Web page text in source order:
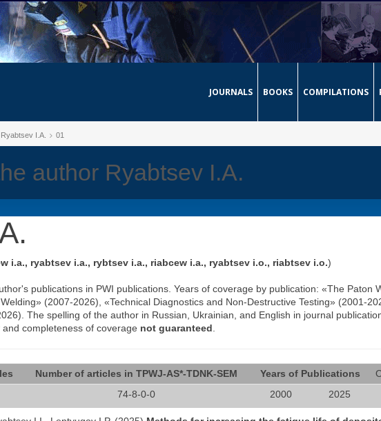
JOURNALS BOOKS COMPILATIONS
Ryabtsev I.A. 01
author Ryabtsev I.A.
i.a., ryabtsev i.a., rybtsev i.a., riabcew i.a., ryabtsev i.o., riabtsev i.o.)
publications in PWI publications. Years of coverage by publication: «The Paton
(2007-2026), «Technical Diagnostics and Non-Destructive Testing» (2001-
The spelling of the author in Russian, Ukrainian, and English in journal
completeness of coverage not guaranteed
Number of articles in TPWJ-AS*-TDNK-SEM Years of Publications
74-8-0-0 2000 2025